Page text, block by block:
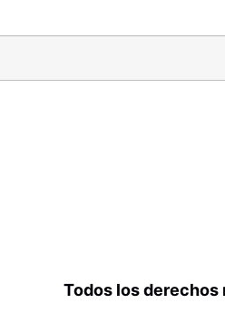
Todos los derechos